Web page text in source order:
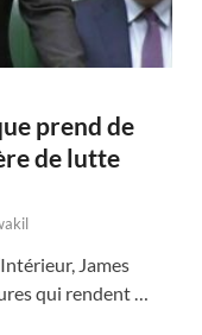
prend de
de lutte
James
qui rendent …